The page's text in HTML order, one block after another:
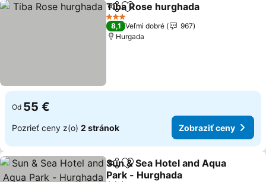
ZdieľaťPridať do obľúbených
Tiba Rose hurghada
3 Počet hviezdičiek
8,1 Veľmi dobré
967
Hurgada
Od 55 €
Pozrieť ceny z(o) 2 stránok Zobraziť ceny
ZdieľaťPridať do obľúbených
Sun & Sea Hotel and Aqua
Park - Hurghada